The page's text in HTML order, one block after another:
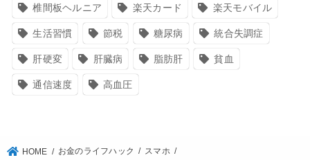
椎間板ヘルニア 楽天カード 楽天モバイル
生活習慣 節税 糖尿病 統合失調症
肝硬変 肝臓病 脂肪肝 貧血
通信速度 高血圧
HOME お金のライフハック スマホ